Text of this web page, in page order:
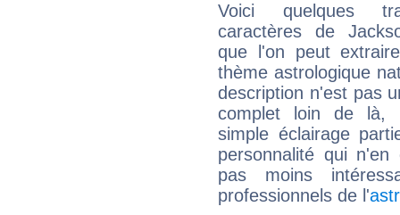
Voici quelques
caractères de
que l'on peut
thème astrologique
description n'est pas
complet loin de là,
simple éclairage
personnalité qui n'en
pas moins
professionnels de l'